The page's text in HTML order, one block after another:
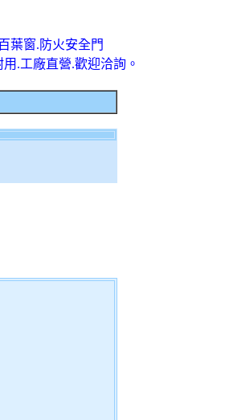
葉窗.防火安全門
.工廠直營.歡迎洽詢。